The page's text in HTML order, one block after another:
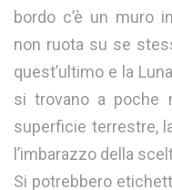
bordo c’è un muro
non ruota su se
quest’ultimo e la
si trovano a poche
superficie terrestre,
l’imbarazzo della
Si potrebbero